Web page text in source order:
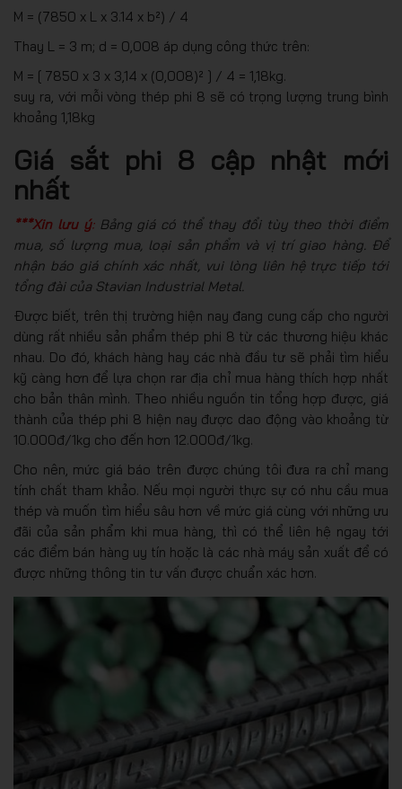
M = (7850 x L x 3.14 x b²) / 4
Thay L = 3 m; d = 0,008 áp dụng công thức trên:
M = [ 7850 x 3 x 3,14 x (0,008)² ] / 4 = 1,18kg.
suy ra, với mỗi vòng thép phi 8 sẽ có trọng lượng trung bình
khoảng 1,18kg
Giá sắt phi 8 cập nhật mới
nhất
***Xin lưu ý:Bảng giá có thể thay đổi tùy theo thời điểm
mua, số lượng mua, loại sản phẩm và vị trí giao hàng. Để
nhận báo giá chính xác nhất, vui lòng liên hệ trực tiếp tới
tổng đài của Stavian Industrial Metal.
Được biết, trên thị trường hiện nay đang cung cấp cho người
dùng rất nhiều sản phẩm thép phi 8 từ các thương hiệu khác
nhau. Do đó, khách hàng hay các nhà đầu tư sẽ phải tìm hiểu
kỹ càng hơn để lựa chọn rar địa chỉ mua hàng thích hợp nhất
cho bản thân mình. Theo nhiều nguồn tin tổng hợp được, giá
thành của thép phi 8 hiện nay được dao động vào khoảng từ
10.000đ/1kg cho đến hơn 12.000đ/1kg.
Cho nên, mức giá báo trên được chúng tôi đưa ra chỉ mang
tính chất tham khảo. Nếu mọi người thực sự có nhu cầu mua
thép và muốn tìm hiểu sâu hơn về mức giá cùng với những ưu
đãi của sản phẩm khi mua hàng, thì có thể liên hệ ngay tới
các điểm bán hàng uy tín hoặc là các nhà máy sản xuất để có
được những thông tin tư vấn được chuẩn xác hơn.